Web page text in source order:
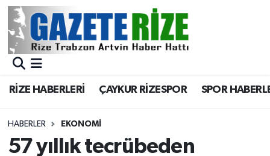
RİZE HABERLERİ ÇAYKUR RİZESPOR SPOR
HABERLER EKONOMİ
57 yıllık tecrübeden
BÖLGEMİZ
Asayiş
Rize Jandarma Komutanlığı
Merkez Nöbetçi Eczaneler
Merkez Trafik Yoğunluk Haritası
Süper Lig Puan Durumu ve Fikstür